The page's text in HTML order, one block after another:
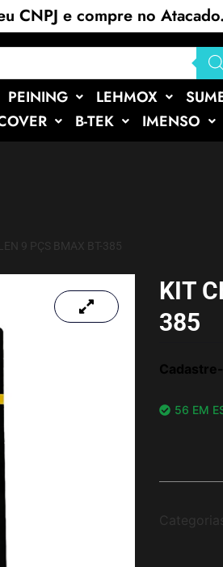
CNPJ e compre no
PEINING LEHMOX
B-TEK IMENSO
9 PÇS BMAX BT-385
KIT
385
56 EM